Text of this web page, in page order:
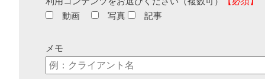
動画
写真 記事
メモ